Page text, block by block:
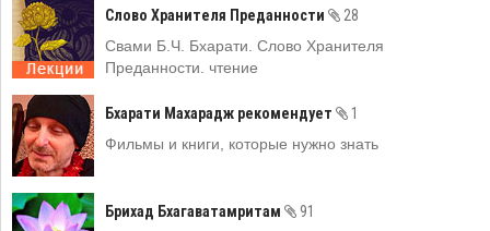
Слово Хранителя Преданности
28
Свами Б.Ч. Бхарати. Слово Хранителя
Преданности. чтение
Бхарати Махарадж рекомендует
1
Фильмы и книги, которые нужно знать
Брихад Бхагаватамритам
91